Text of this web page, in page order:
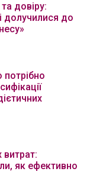
довіру:
долучилися до
витрат:
як ефективно